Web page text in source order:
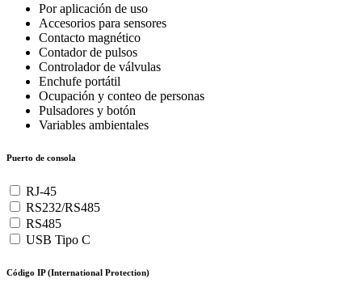
Por aplicación de uso
Accesorios para sensores
Contacto magnético
Contador de pulsos
Controlador de válvulas
Enchufe portátil
Ocupación y conteo de personas
Pulsadores y botón
Variables ambientales
Puerto de consola
RJ-45
RS232/RS485
RS485
USB Tipo C
Código IP (International Protection)